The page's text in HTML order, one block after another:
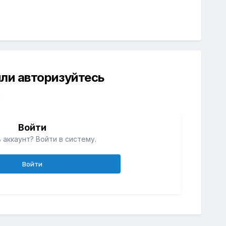
авторизуйтесь
Войти
Войти в систему.
Войти